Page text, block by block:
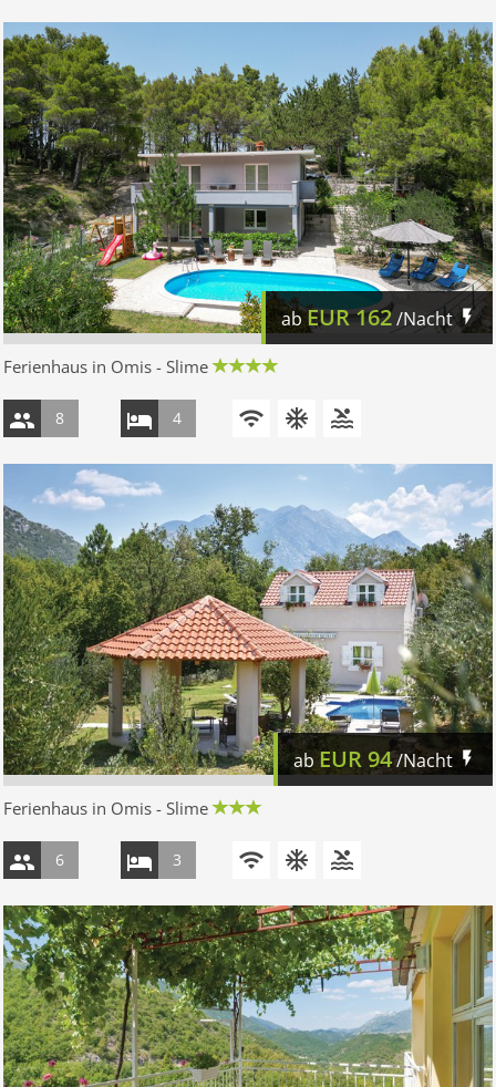
abEUR162/Nacht
Ferienhaus in Omis - Slime
8 4
abEUR94/Nacht
Ferienhaus in Omis - Slime
6 3